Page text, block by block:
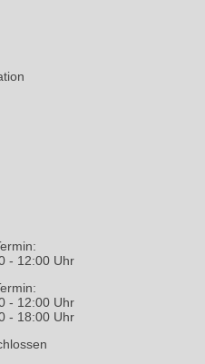
- 12:00 Uhr
- 12:00 Uhr
- 18:00 Uhr